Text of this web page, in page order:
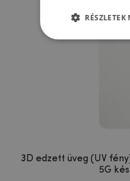
3D edzett üveg (UV
5G
RÉSZLETEK